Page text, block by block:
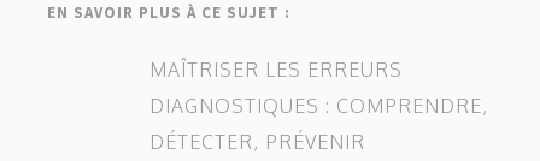
EN SAVOIR PLUS À CE SUJET :
MAÎTRISER LES ERREURS
DIAGNOSTIQUES : COMPRENDRE,
DÉTECTER, PRÉVENIR